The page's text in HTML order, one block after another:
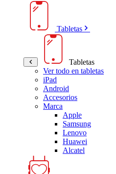
Tabletas
Tabletas
Ver todo en tabletas
iPad
Android
Accesorios
Marca
Apple
Samsung
Lenovo
Huawei
Alcatel